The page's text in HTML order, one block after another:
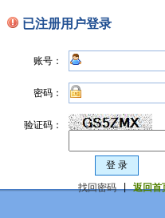
已注册用户登录
账号：
密码：
验证码：
找回密码|返回首